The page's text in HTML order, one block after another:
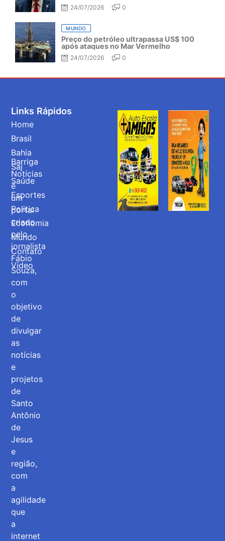
24/07/2026 0
MUNDO
Preço do petróleo ultrapassa US$ 100
após ataques no Mar Vermelho
24/07/2026 0
Barriga
Notícias
é
um
portal
criado
pelo
jornalista
Fábio
Souza,
com
o
objetivo
de
divulgar
as
notícias
e
projetos
de
Santo
Antônio
de
Jesus
e
região,
com
a
agilidade
que
a
internet
Links Rápidos
Home
Brasil
Bahia
Saj
Saúde
Esportes
Politica
Economia
Mundo
Contato
Vídeo